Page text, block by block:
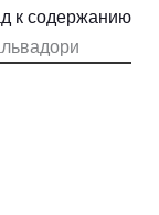
к содержанию